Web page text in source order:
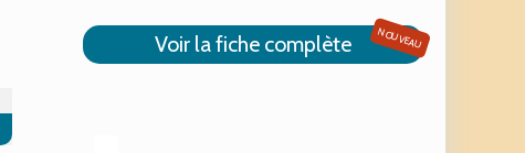
Voir la fiche complète NOUVEAU